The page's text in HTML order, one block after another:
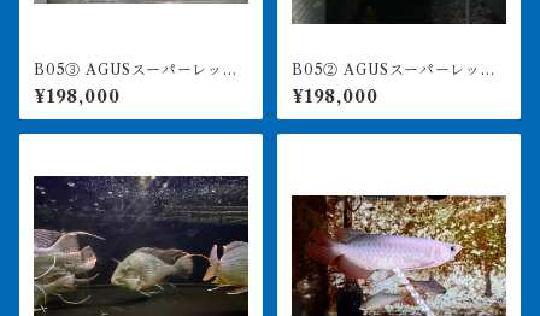
B05③ AGUSスーパーレッド
F4 18㎝前後 PT.ARWANA
LESTARI アジアアロワナ 紅
龍 260-005135
¥198,000
B05② AGUSスーパーレッド
F4 20㎝前後 PT.ARWANA
LESTARI アジアアロワナ 紅
龍 260-005129
¥198,000